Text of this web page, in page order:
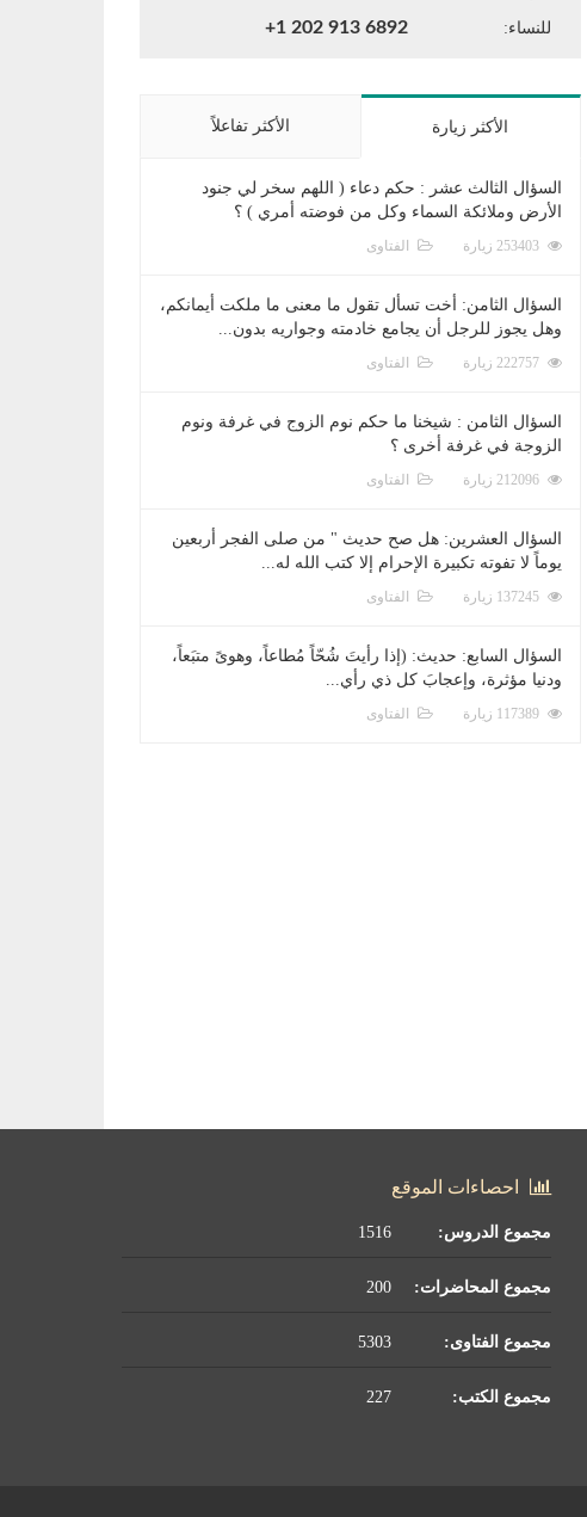
للنساء: +1 202 913 6892
الأكثر زيارة الأكثر تفاعلاً
السؤال الثالث عشر : حكم دعاء ( اللهم سخر لي جنود
الأرض وملائكة السماء وكل من فوضته أمري ) ؟
الفتاوى
السؤال الثامن: أخت تسأل تقول ما معنى ما ملكت أيمانكم،
وهل يجوز للرجل أن يجامع خادمته وجواريه بدون...
الفتاوى
السؤال الثامن : شيخنا ما حكم نوم الزوج في غرفة ونوم
الزوجة في غرفة أخرى ؟
الفتاوى
السؤال العشرين: هل صح حديث " من صلى الفجر أربعين
يوماً لا تفوته تكبيرة الإحرام إلا كتب الله له...
الفتاوى
السؤال السابع: حديث: (إذا رأيتَ شُحّاً مُطاعاً، وهوىً متبَعاً،
ودنيا مؤثرة، وإعجابَ كل ذي رأي...
الفتاوى
احصاءات الموقع
مجموع الدروس:
مجموع المحاضرات:
مجموع الفتاوى:
مجموع الكتب: